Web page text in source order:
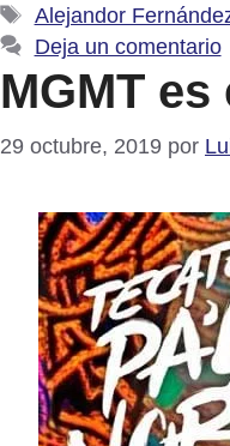
Etiquetas
Alejandor
Deja un comentario
MGMT
29 octubre, 2019 por